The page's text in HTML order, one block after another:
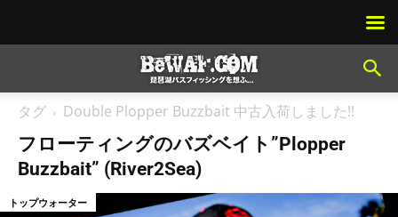
タグ Double Plopper Buzzbait 中古入荷しました!!
フローティングのバズベイト”Plopper
Buzzbait” (River2Sea)
トップウォーター